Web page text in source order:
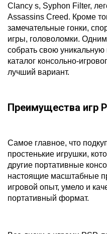
Clancy s, Syphon Filter,
Assassins Creed. Кроме
замечательные гонки,
игры, головоломки.
собрать свою
каталог консольно-
лучший вариант.
Преимущества игр
Самое главное, что
простенькие игрушки,
другие портативные
настоящие масштабные
игровой опыт, умело и
портативный формат.